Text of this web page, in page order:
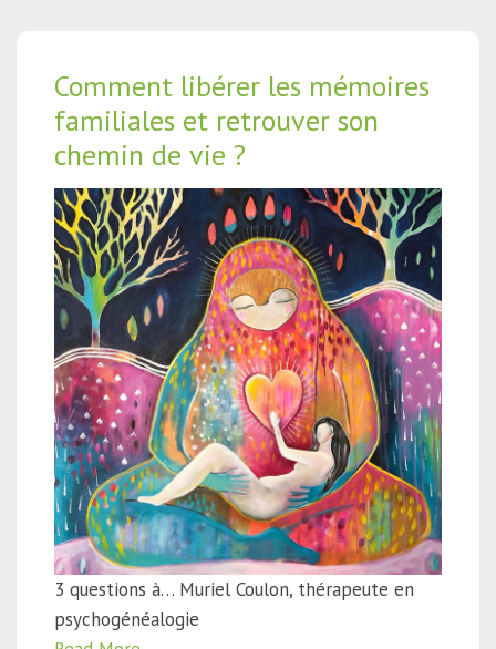
Comment libérer les mémoires
familiales et retrouver son
chemin de vie ?
3 questions à… Muriel Coulon, thérapeute en
psychogénéalogie